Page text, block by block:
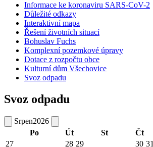
Informace ke koronaviru SARS-CoV-2
Důležité odkazy
Interaktivní mapa
Řešení životních situací
Bohuslav Fuchs
Komplexní pozemkové úpravy
Dotace z rozpočtu obce
Kulturní dům Všechovice
Svoz odpadu
Svoz odpadu
Srpen2026
Po
Út St Čt
27
28 29 30 31